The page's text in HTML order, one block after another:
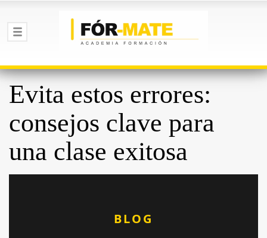
Evita estos errores:
consejos clave para
una clase exitosa
BLOG